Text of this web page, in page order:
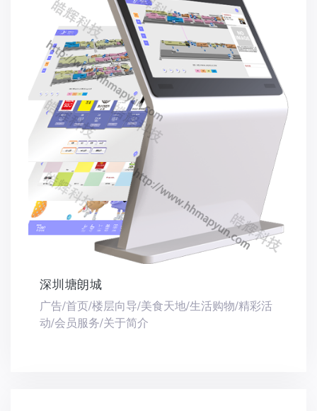
深圳塘朗城
广告/首页/楼层向导/美食天地/生活购物/精彩活
动/会员服务/关于简介